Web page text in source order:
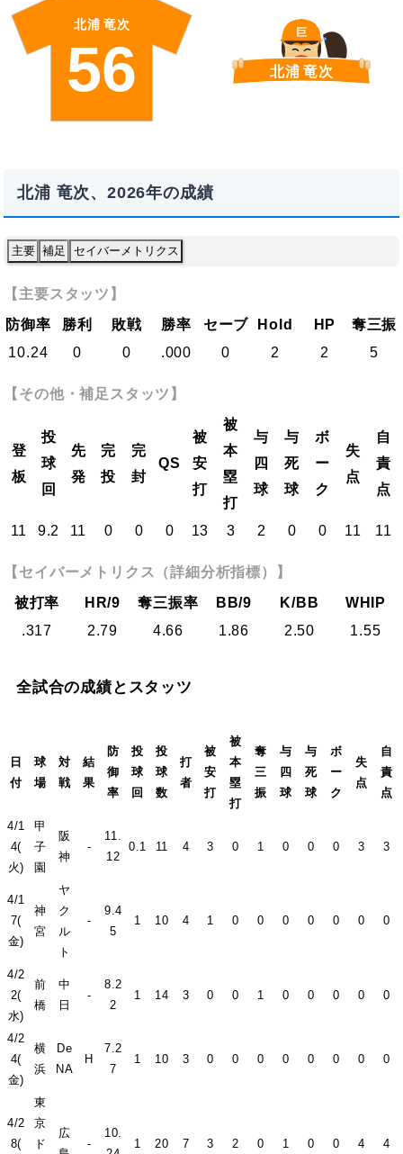
北浦 竜次
56
巨
北浦 竜次
北浦 竜次、2026年の成績
主要 補足 セイバーメトリクス
【主要スタッツ】
防御率
勝利 敗戦 勝率 セーブ Hold HP
奪三振
10.24
0 0 .000 0 2 2 5
【その他・補足スタッツ】
登
板
投
球
回
先
発
完
投
完
封
QS
被
安
打
被
本
塁
打
与
四
球
与
死
球
ボ
ー
ク
失
点
自
責
点
11 9.2 11 0 0 0 13 3 2 0 0 11 11
【セイバーメトリクス（詳細分析指標）】
被打率
HR/9 奪三振率 BB/9 K/BB
WHIP
.317
2.79 4.66 1.86 2.50 1.55
全試合の成績とスタッツ
日
付
球
場
対
戦
結
果
防
御
率
投
球
回
投
球
数
打
者
被
安
打
被
本
塁
打
奪
三
振
与
四
球
与
死
球
ボ
ー
ク
失
点
自
責
点
4/1
4(
火)
甲
子
園
阪
神
-
11.
12
0.1 11 4 3 0 1 0 0 0 3 3
4/1
7(
金)
神
宮
ヤ
ク
ル
ト
-
9.4
5
1 10 4 1 0 0 0 0 0 0 0
4/2
2(
水)
前
橋
中
日
-
8.2
2
1 14 3 0 0 1 0 0 0 0 0
4/2
4(
金)
横
浜
De
NA
H
7.2
7
1 10 3 0 0 0 0 0 0 0 0
4/2
8(
東
京
ド
広
-
10.
1 20 7 3 2 0 1 0 0 4 4